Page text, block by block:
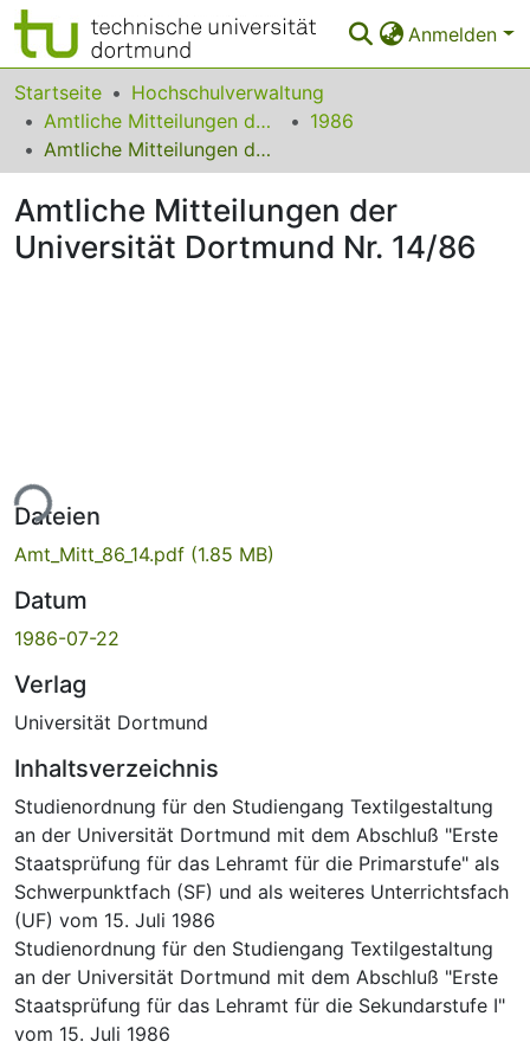
Anmelden
Bereiche & Sammlungen
Das gesamte Repositorium
FAQ
Startseite
Hochschulverwaltung
Amtliche Mitteilungen der Technischen Universität Dortmund
1986
Amtliche Mitteilungen der Universität Dortmund Nr. 14/86
Amtliche Mitteilungen der
Universität Dortmund Nr. 14/86
Dateien
Amt_Mitt_86_14.pdf (1.85 MB)
Datum
1986-07-22
Verlag
Universität Dortmund
Inhaltsverzeichnis
Studienordnung für den Studiengang Textilgestaltung
an der Universität Dortmund mit dem Abschluß "Erste
Staatsprüfung für das Lehramt für die Primarstufe" als
Schwerpunktfach (SF) und als weiteres Unterrichtsfach
(UF) vom 15. Juli 1986
Studienordnung für den Studiengang Textilgestaltung
an der Universität Dortmund mit dem Abschluß "Erste
Staatsprüfung für das Lehramt für die Sekundarstufe I"
vom 15. Juli 1986